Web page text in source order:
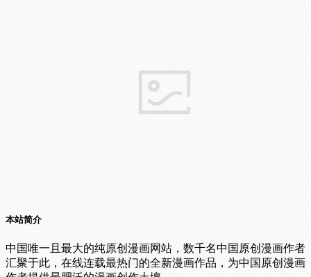
本站简介
中国唯一且最大的纯原创漫画网站，数千名中国原创漫画作者
汇聚于此，在线连载最热门的全新漫画作品，为中国原创漫画